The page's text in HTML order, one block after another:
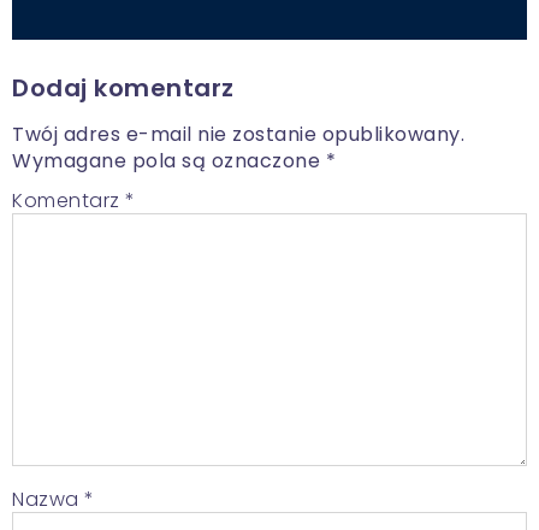
Dodaj komentarz
Twój adres e-mail nie zostanie opublikowany.
Wymagane pola są oznaczone *
Komentarz *
Nazwa *